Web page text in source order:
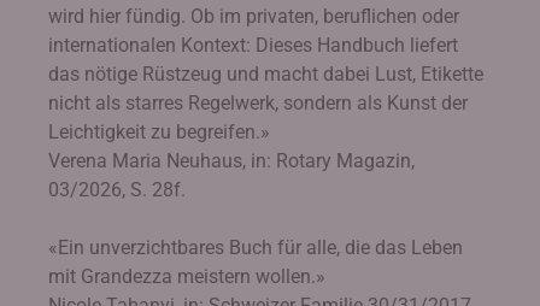
wird hier fündig. Ob im privaten, beruflichen oder
internationalen Kontext: Dieses Handbuch liefert
das nötige Rüstzeug und macht dabei Lust, Etikette
nicht als starres Regelwerk, sondern als Kunst der
Leichtigkeit zu begreifen.»
Verena Maria Neuhaus, in: Rotary Magazin,
03/2026, S. 28f.
«Ein unverzichtbares Buch für alle, die das Leben
mit Grandezza meistern wollen.»